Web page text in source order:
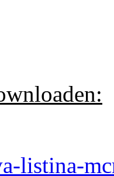
listina-